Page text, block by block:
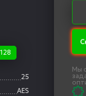
25
AES
Мы